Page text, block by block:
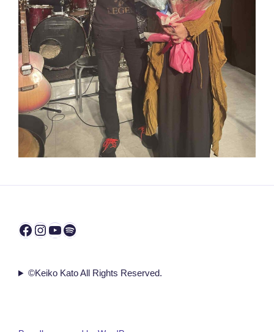
Facebook
Instagram
YouTube
Spotify
©Keiko Kato All Rights Reserved.